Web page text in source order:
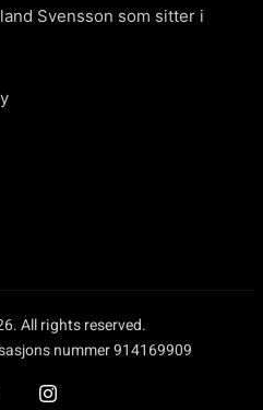
Svensson som sitter i
All rights reserved.
nummer 914169909